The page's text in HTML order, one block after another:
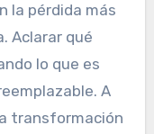
la pérdida más
Aclarar qué
lo que es
A
transformación